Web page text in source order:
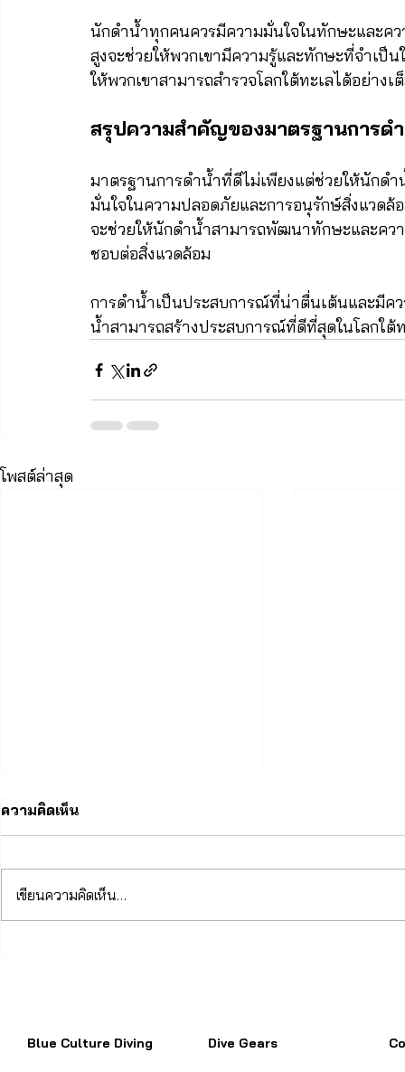
นักดำน้ำทุกคนควรมีความมั่นใจในทักษะและค
สูงจะช่วยให้พวกเขามีความรู้และทักษะที่จำเป็
ให้พวกเขาสามารถสำรวจโลกใต้ทะเลได้อย่าง
สรุปความสำคัญของมาตรฐานการด
มาตรฐานการดำน้ำที่ดีไม่เพียงแต่ช่วยให้นักด
มั่นใจในความปลอดภัยและการอนุรักษ์สิ่งแวดล้
จะช่วยให้นักดำน้ำสามารถพัฒนาทักษะและคว
ชอบต่อสิ่งแวดล้อม
การดำน้ำเป็นประสบการณ์ที่น่าตื่นเต้นและมีค
น้ำสามารถสร้างประสบการณ์ที่ดีที่สุดในโลกใต้
โพสต์ล่าสุด
ความคิดเห็น
เขียนความคิดเห็น…
Blue Culture Diving Dive Gears